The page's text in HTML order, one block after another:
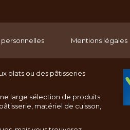
personnelles Mentions légales
plats ou des pâtisseries
large sélection de produits
matériel de cuisson,